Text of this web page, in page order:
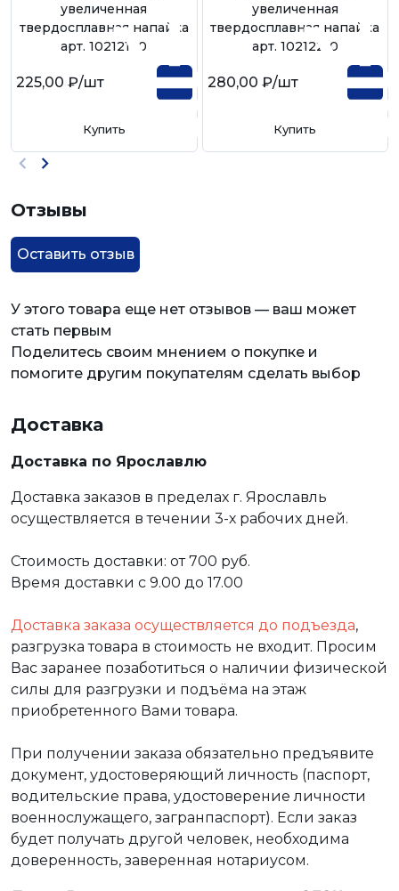
увеличенная
твердосплавная напайка
арт. 10212160
225,00 ₽/шт
Купить
увеличенная
твердосплавная напайка
арт. 10212210
280,00 ₽/шт
Купить
Отзывы
Оставить отзыв
У этого товара еще нет отзывов — ваш может
стать первым
Поделитесь своим мнением о покупке и
помогите другим покупателям сделать выбор
Доставка
Доставка по Ярославлю
Доставка заказов в пределах г. Ярославль
осуществляется в течении 3-х рабочих дней.
Стоимость доставки: от 700 руб.
Время доставки с 9.00 до 17.00
Доставка заказа осуществляется до подъезда,
разгрузка товара в стоимость не входит. Просим
Вас заранее позаботиться о наличии физической
силы для разгрузки и подъёма на этаж
приобретенного Вами товара.
При получении заказа обязательно предъявите
документ, удостоверяющий личность (паспорт,
водительские права, удостоверение личности
военнослужащего, загранпаспорт). Если заказ
будет получать другой человек, необходима
доверенность, заверенная нотариусом.